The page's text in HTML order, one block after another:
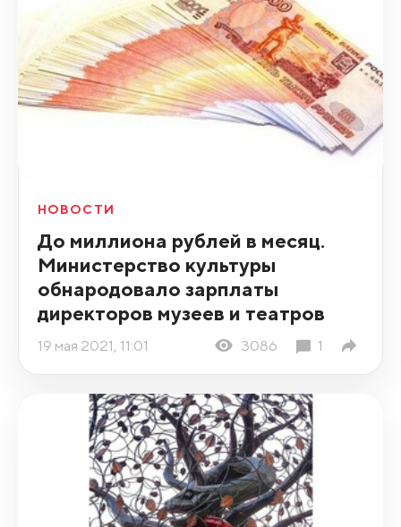
НОВОСТИ
До миллиона рублей в месяц.
Министерство культуры
обнародовало зарплаты
директоров музеев и театров
19 мая 2021, 11:01 3086 1